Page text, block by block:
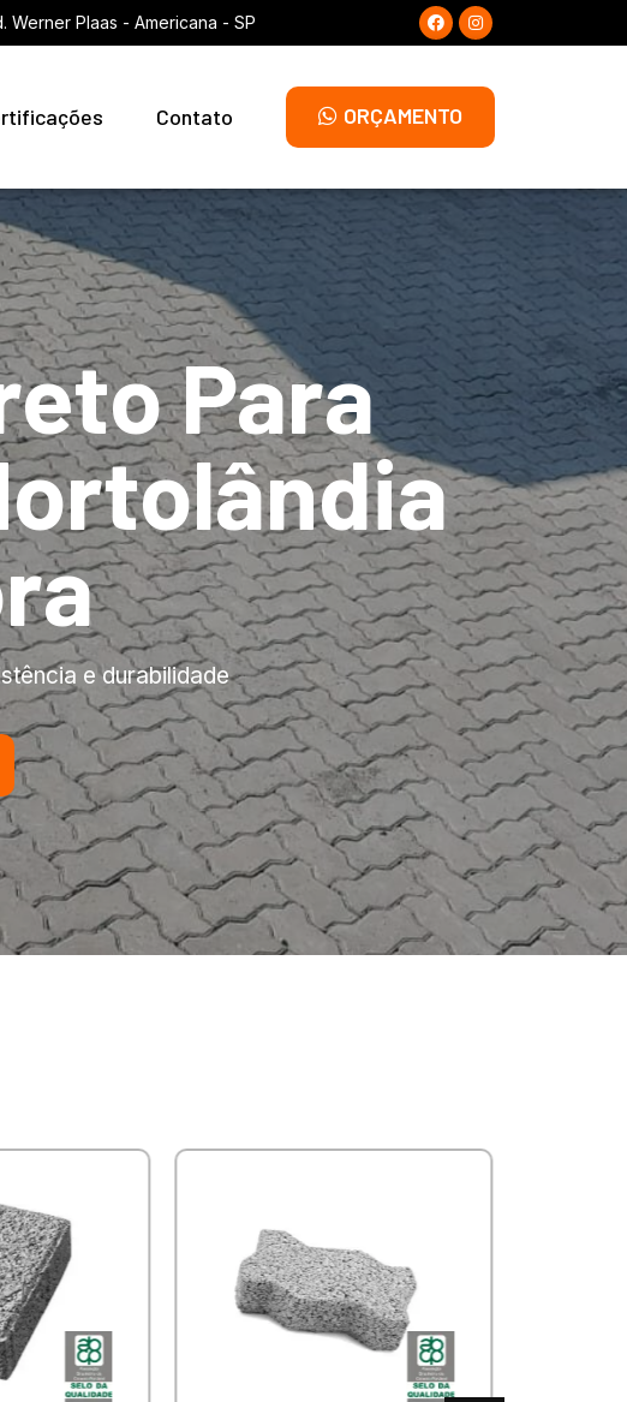
Werner Plaas - Americana - SP
Contato ORÇAMENTO
Para
e durabilidade